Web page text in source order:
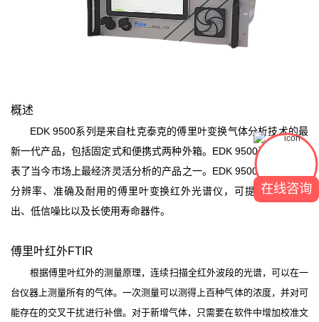
概述
EDK 9500系列是来自杜克泰克的傅里叶变换气体分析技术的最
新一代产品，包括固定式和便携式两种外箱。EDK 9500系列产品代
表了当今市场上最经济灵活分析的产品之一。EDK 9500的核心是高
分辨率、准确及耐用的傅里叶变换红外光谱仪，可提供高信号输
出、低信噪比以及长使用寿命器件。
傅里叶红外FTIR
根据傅里叶红外的测量原理，连续扫描全红外波段的光谱，可以在一
台仪器上测量所有的气体。一次测量可以测得上百种气体的浓度，并对可
能存在的交叉干扰进行补偿。对于新增气体，只需要在软件中增加校准文
在线咨询